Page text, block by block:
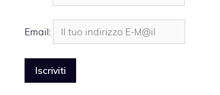
Email: